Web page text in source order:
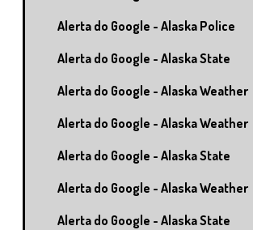
Alerta do Google - Alaska Police
Alerta do Google - Alaska State
Alerta do Google - Alaska Weather
Alerta do Google - Alaska Weather
Alerta do Google - Alaska State
Alerta do Google - Alaska Weather
Alerta do Google - Alaska State